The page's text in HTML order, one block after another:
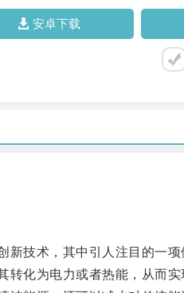
安卓下载
术，其中引人注目的一项
化为电力或者热能，从而实